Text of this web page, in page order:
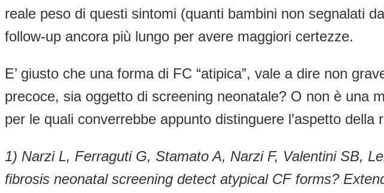
reale peso di questi sintomi (quanti bambini non segnalati
follow-up ancora più lungo per avere maggiori certezze.
E’ giusto che una forma di FC “atipica”, vale a dire non
precoce, sia oggetto di screening neonatale? O non è una
per le quali converrebbe appunto distinguere l’aspetto
1) Narzi L, Ferraguti G, Stamato A, Narzi F, Valentini SB,
fibrosis neonatal screening detect atypical CF forms?